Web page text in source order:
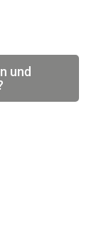
und